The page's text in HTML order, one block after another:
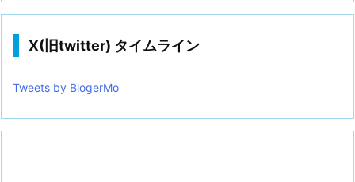
X(旧twitter) タイムライン
Tweets by BlogerMo